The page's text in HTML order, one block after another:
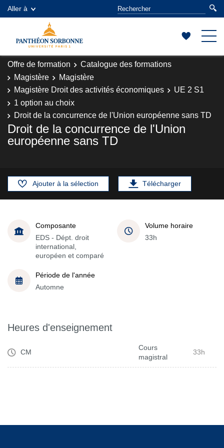
Aller à
Offre de formation
Catalogue des formations
Magistère
Magistère
Magistère Droit des activités économiques
UE 2 S1
1 option au choix
Droit de la concurrence de l'Union européenne sans TD
Droit de la concurrence de l'Union
européenne sans TD
Ajouter à la sélection Télécharger
Composante
EDS - Dépt. droit
international,
européen et comparé
Volume horaire
33h
Période de l'année
Automne
Heures d'enseignement
CM
Cours
magistral
33h